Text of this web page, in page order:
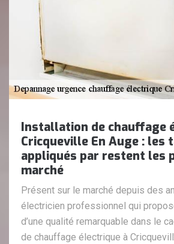
Installation de chauffage
Cricqueville En Auge : les
appliqués par restent les
marché
Présent sur le marché depuis des
électricien professionnel qui
d’une qualité remarquable dans le
de chauffage électrique à